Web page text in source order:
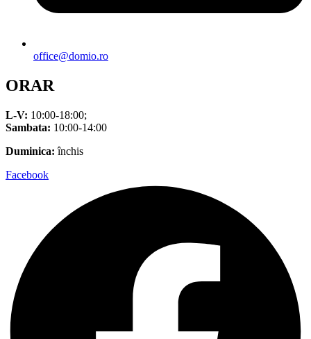
office@domio.ro
ORAR
L-V: 10:00-18:00;
Sambata: 10:00-14:00
Duminica: închis
Facebook